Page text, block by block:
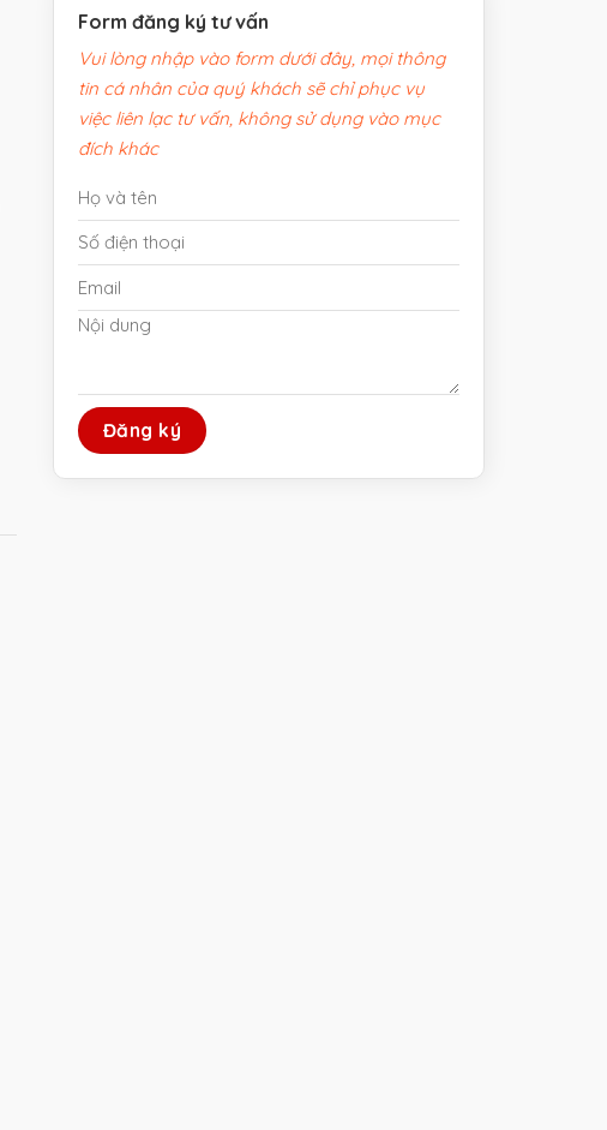
Form đăng ký tư vấn
Vui lòng nhập vào form dưới đây, mọi thông
tin cá nhân của quý khách sẽ chỉ phục vụ
việc liên lạc tư vấn, không sử dụng vào mục
đích khác